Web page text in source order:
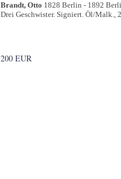
Brandt, Otto 1828 Berlin - 1892
Drei Geschwister. Signiert. Öl/Malk.,
200 EUR